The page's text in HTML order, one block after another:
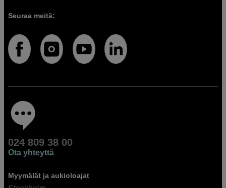
Seuraa meitä:
024 809 38 00
Ota yhteyttä
Myymälät ja aukioloajat